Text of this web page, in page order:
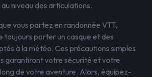
niveau des articulations.
vous partez en randonnée VTT,
toujours porter un casque et des
à la météo. Ces précautions simples
garantiront votre sécurité et votre
de votre aventure. Alors, équipez-